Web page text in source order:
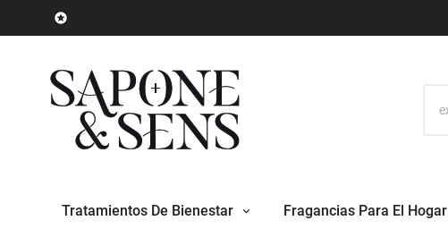

Tratamientos De Bienestar Fragancias Para El Hogar